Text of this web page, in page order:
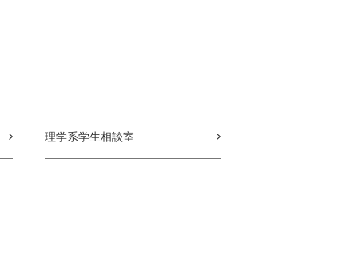
理学系学生相談室